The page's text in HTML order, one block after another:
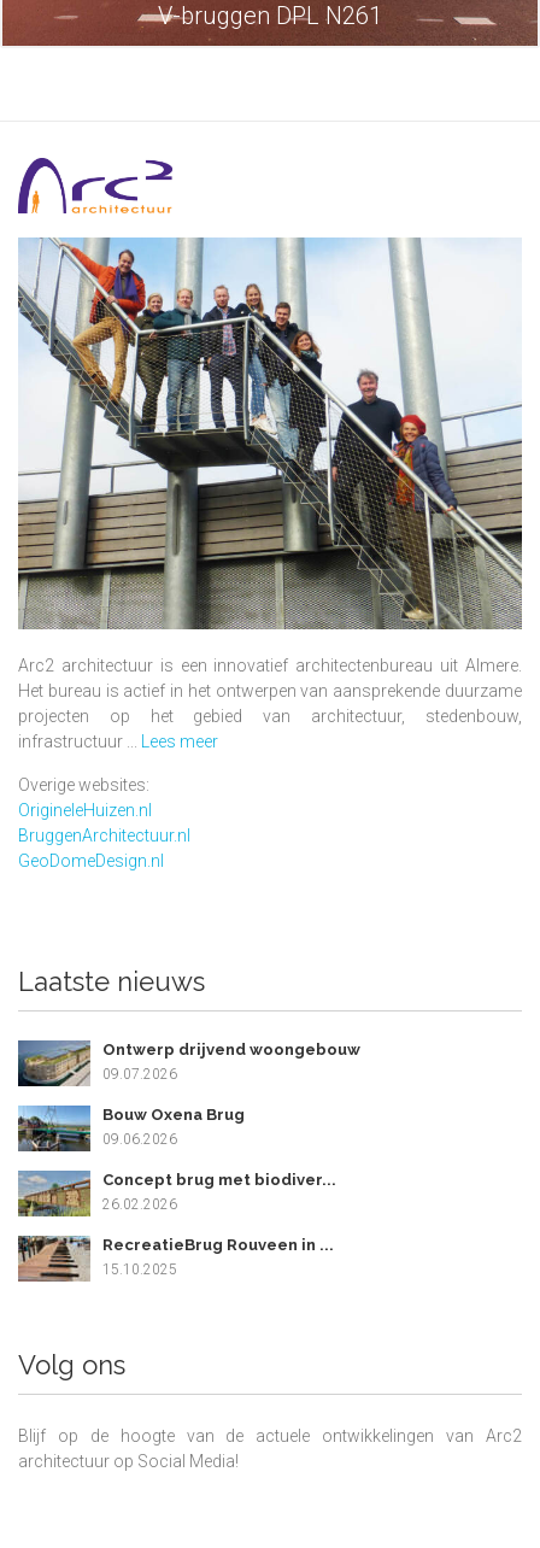
V-bruggen DPL N261
Arc2 architectuur is een innovatief architectenbureau uit Almere.
Het bureau is actief in het ontwerpen van aansprekende duurzame
projecten op het gebied van architectuur, stedenbouw,
infrastructuur ... Lees meer
Overige websites:
OrigineleHuizen.nl
BruggenArchitectuur.nl
GeoDomeDesign.nl
Laatste nieuws
Ontwerp drijvend woongebouw
09.07.2026
Bouw Oxena Brug
09.06.2026
Concept brug met biodiver...
26.02.2026
RecreatieBrug Rouveen in ...
15.10.2025
Volg ons
Blijf op de hoogte van de actuele ontwikkelingen van Arc2
architectuur op Social Media!